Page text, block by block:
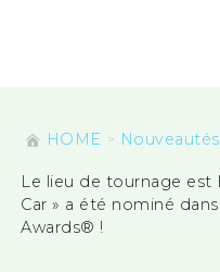
HOME Nouveautés
Le lieu de tournage est
Car » a été nominé
Awards® !